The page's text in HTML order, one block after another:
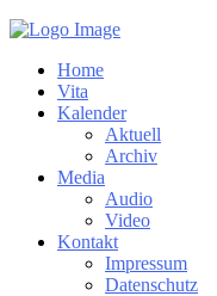
Home
Vita
Kalender
Aktuell
Archiv
Media
Audio
Video
Kontakt
Impressum
Datenschutz